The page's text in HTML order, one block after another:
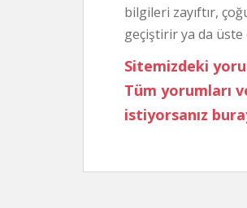
bilgileri zayıftır,
geçiştirir ya da üste
Sitemizdeki
Tüm yorumları
istiyorsanız